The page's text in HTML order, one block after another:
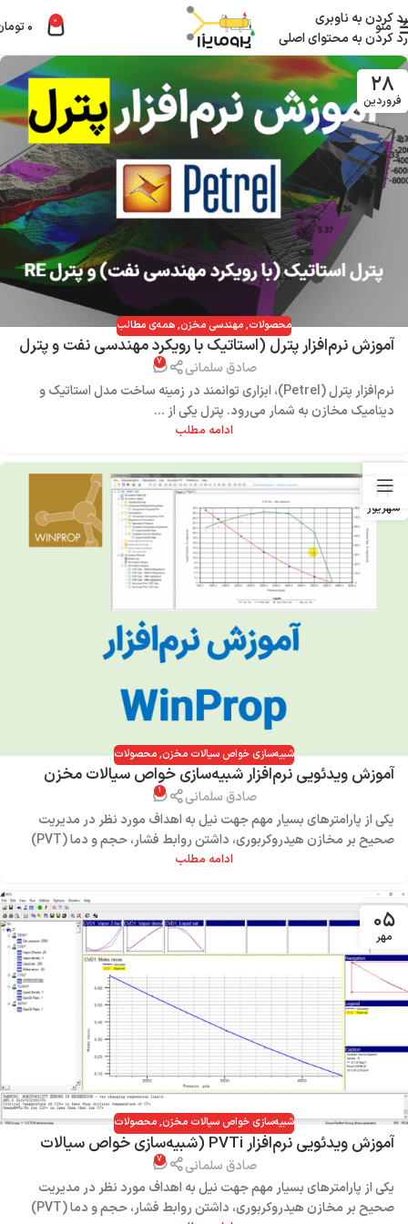
رد کردن به ناوبری
رد کردن به محتوای اصلی
منو 0 ۰
۲۸
فروردین
محصولات,مهندسی مخزن,همه‌ی مطالب
آموزش نرم‌افزار پترل (استاتیک با رویکرد مهندسی نفت و پترل
صادق سلمانی ۷
نرم‌افزار پترل (Petrel)، ابزاری توانمند در زمینه ساخت مدل استاتیک و
دینامیک مخازن به شمار می‌رود. پترل یکی از ...
ادامه مطلب
۲۲
شهریور
شبیه‌سازی خواص سیالات مخزن,محصولات
آموزش ویدئویی نرم‌افزار شبیه‌سازی خواص سیالات مخزن
صادق سلمانی ۱
یکی از پارامترهای بسیار مهم جهت نیل به اهداف مورد نظر در مدیریت
صحیح بر مخازن هیدروکربوری، داشتن روابط فشار، حجم و دما (PVT)
ادامه مطلب
۰۵
مهر
شبیه‌سازی خواص سیالات مخزن,محصولات
آموزش ویدئویی نرم‌افزار PVTi (شبیه‌سازی خواص سیالات
صادق سلمانی ۷
یکی از پارامترهای بسیار مهم جهت نیل به اهداف مورد نظر در مدیریت
صحیح بر مخازن هیدروکربوری، داشتن روابط فشار، حجم و دما (PVT)